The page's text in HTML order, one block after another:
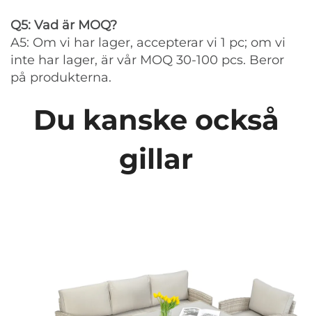
Q5: Vad är MOQ?
A5: Om vi har lager, accepterar vi 1 pc; om vi
inte har lager, är vår MOQ 30-100 pcs. Beror
på produkterna.
Du kanske också
gillar